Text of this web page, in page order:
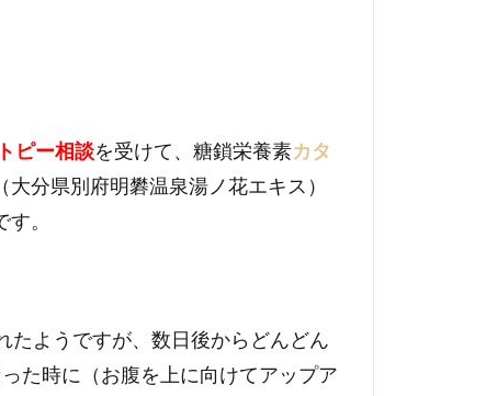
ピー相談を受けて、糖鎖栄養素カタ
（大分県別府明礬温泉湯ノ花エキス）
。
たようですが、数日後からどんどん
た時に（お腹を上に向けてアップア